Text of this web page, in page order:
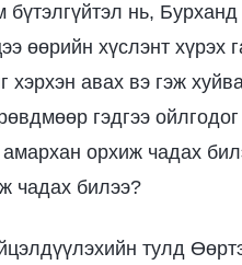
нь,
өөрийн хүслэнт хүрэх
хэрхэн авах вэ гэж
гэдгээ
орхиж чадах
чадах билээ?
тулд